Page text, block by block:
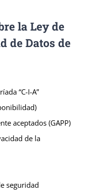
la Ley de
de Datos de
“C-I-A”
aceptados (GAPP)
de la
seguridad